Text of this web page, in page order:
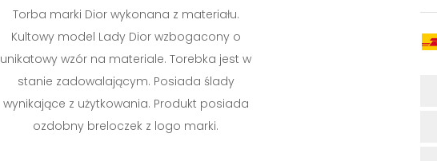
Torba marki Dior wykonana z materiału.
Kultowy model Lady Dior wzbogacony o
unikatowy wzór na materiale. Torebka jest w
stanie zadowalającym. Posiada ślady
wynikające z użytkowania. Produkt posiada
ozdobny breloczek z logo marki.